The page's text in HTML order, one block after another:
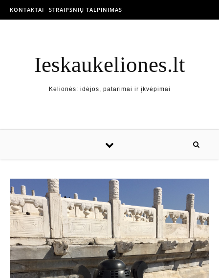
KONTAKTAI STRAIPSNIŲ TALPINIMAS
Ieskaukeliones.lt
Kelionės: idėjos, patarimai ir įkvėpimai